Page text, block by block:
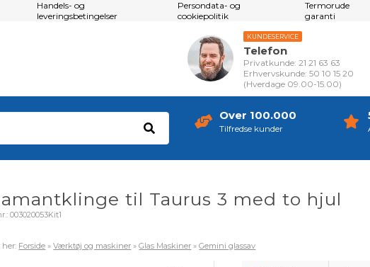
Handels- og
leveringsbetingelser
Persondata- og
cookiepolitik
Termorude
garanti
KUNDESERVICE
Telefon
Privatkunde: 21 21 63 63
Erhvervskunde: 50 10 15 20
(Hverdage 09.00-15.00)
Over 100.000
Tilfredse kunder
til Taurus 3 med to hjul
003020053Kit1
her: Forside »Værktøj og maskiner »Glas Maskiner »Gemini glassav